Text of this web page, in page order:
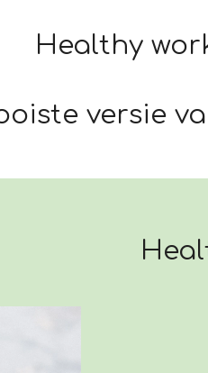
versie